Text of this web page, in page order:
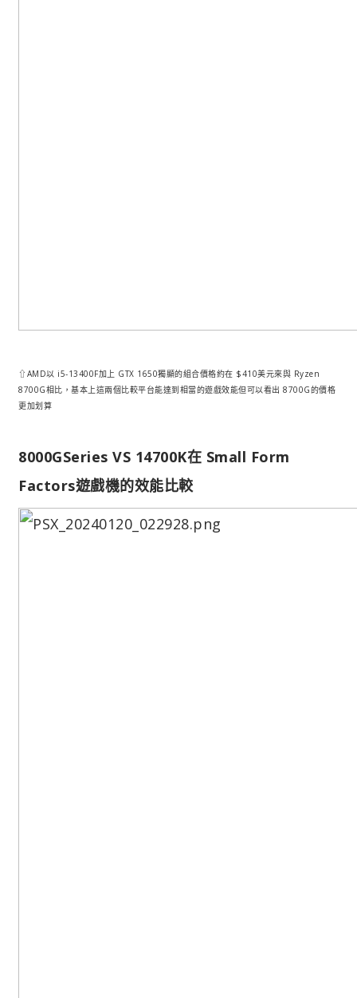
⇧AMD以 i5-13400F加上 GTX 1650獨顯的組合價格約在 $410美元來與 Ryzen
8700G相比，基本上這兩個比較平台能達到相當的遊戲效能但可以看出 8700G的價格
更加划算
8000GSeries VS 14700K在 Small Form
Factors遊戲機的效能比較